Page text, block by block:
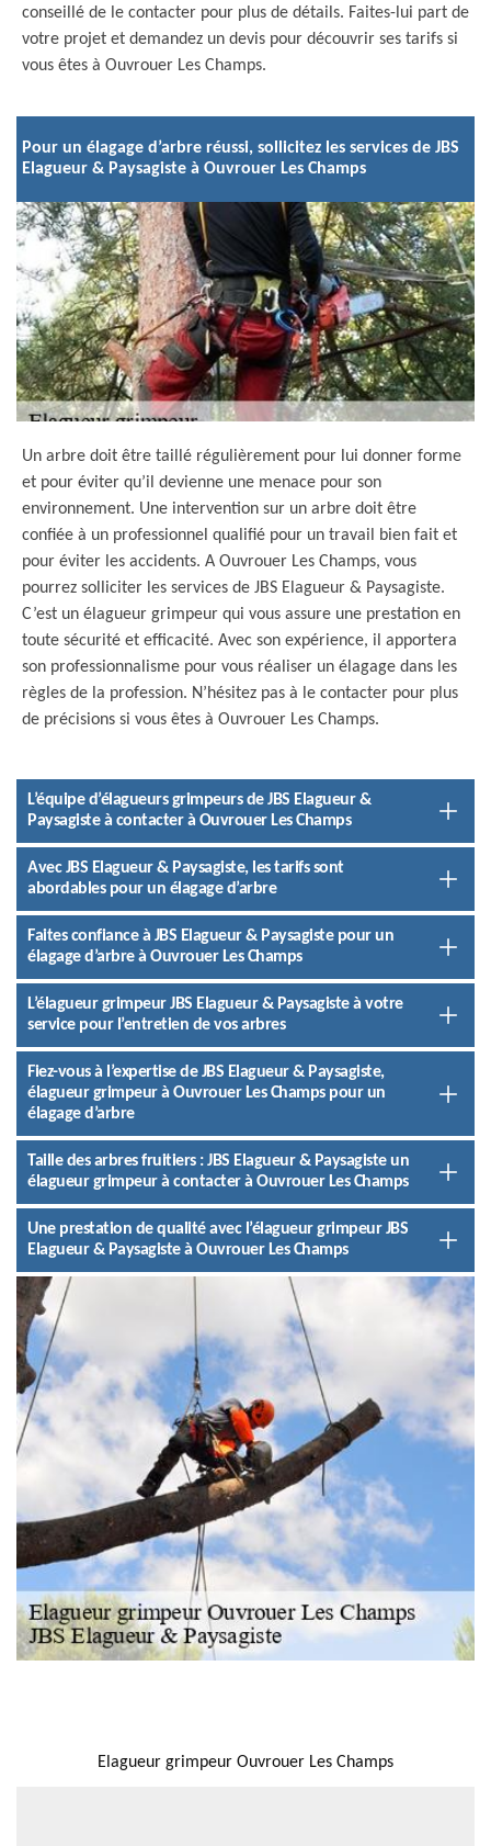
conseillé de le contacter pour plus de détails. Faites-lui part de
votre projet et demandez un devis pour découvrir ses tarifs si
vous êtes à Ouvrouer Les Champs.
Pour un élagage d’arbre réussi, sollicitez les services de JBS
Elagueur & Paysagiste à Ouvrouer Les Champs
Un arbre doit être taillé régulièrement pour lui donner forme
et pour éviter qu’il devienne une menace pour son
environnement. Une intervention sur un arbre doit être
confiée à un professionnel qualifié pour un travail bien fait et
pour éviter les accidents. A Ouvrouer Les Champs, vous
pourrez solliciter les services de JBS Elagueur & Paysagiste.
C’est un élagueur grimpeur qui vous assure une prestation en
toute sécurité et efficacité. Avec son expérience, il apportera
son professionnalisme pour vous réaliser un élagage dans les
règles de la profession. N’hésitez pas à le contacter pour plus
de précisions si vous êtes à Ouvrouer Les Champs.
L’équipe d’élagueurs grimpeurs de JBS Elagueur &
Paysagiste à contacter à Ouvrouer Les Champs
Avec JBS Elagueur & Paysagiste, les tarifs sont
abordables pour un élagage d’arbre
Faites confiance à JBS Elagueur & Paysagiste pour un
élagage d’arbre à Ouvrouer Les Champs
L’élagueur grimpeur JBS Elagueur & Paysagiste à votre
service pour l’entretien de vos arbres
Fiez-vous à l’expertise de JBS Elagueur & Paysagiste,
élagueur grimpeur à Ouvrouer Les Champs pour un
élagage d’arbre
Taille des arbres fruitiers : JBS Elagueur & Paysagiste un
élagueur grimpeur à contacter à Ouvrouer Les Champs
Une prestation de qualité avec l’élagueur grimpeur JBS
Elagueur & Paysagiste à Ouvrouer Les Champs
Elagueur grimpeur Ouvrouer Les Champs